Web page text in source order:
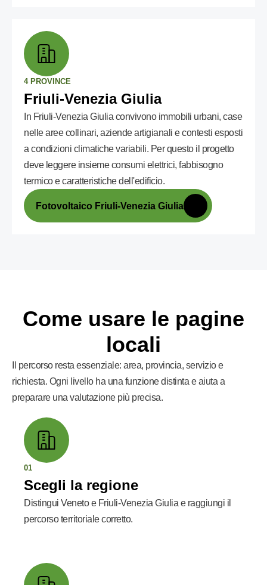
4 PROVINCE
Friuli-Venezia Giulia
In Friuli-Venezia Giulia convivono immobili urbani, case
nelle aree collinari, aziende artigianali e contesti esposti
a condizioni climatiche variabili. Per questo il progetto
deve leggere insieme consumi elettrici, fabbisogno
termico e caratteristiche dell'edificio.
Fotovoltaico Friuli-Venezia Giulia
Come usare le pagine
locali
Il percorso resta essenziale: area, provincia, servizio e
richiesta. Ogni livello ha una funzione distinta e aiuta a
preparare una valutazione più precisa.
01
Scegli la regione
Distingui Veneto e Friuli-Venezia Giulia e raggiungi il
percorso territoriale corretto.